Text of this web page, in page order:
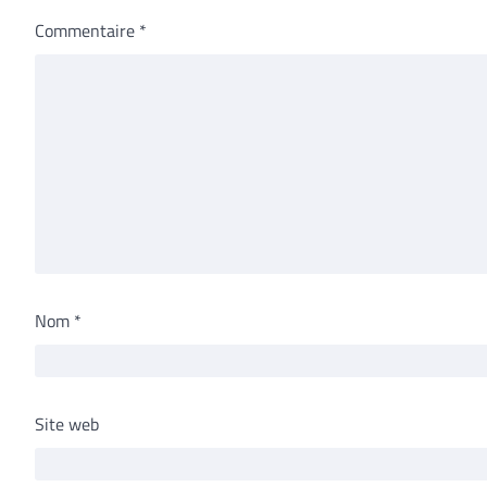
Commentaire *
Nom *
Site web